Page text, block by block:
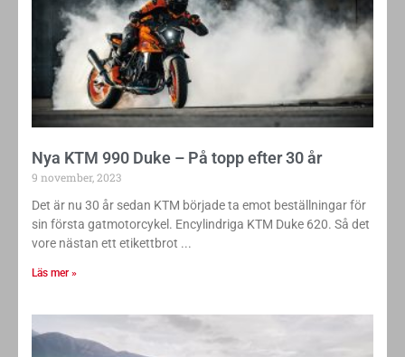
Nya KTM 990 Duke – På topp efter 30 år
9 november, 2023
Det är nu 30 år sedan KTM började ta emot beställningar för
sin första gatmotorcykel. Encylindriga KTM Duke 620. Så det
vore nästan ett etikettbrot
Läs mer »